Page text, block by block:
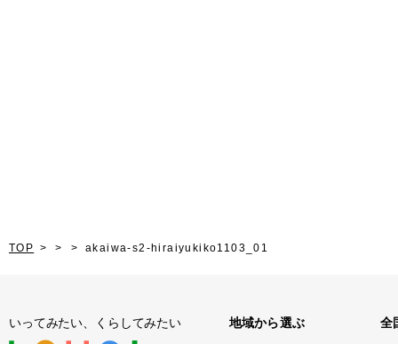
TOP akaiwa-s2-hiraiyukiko1103_01
いってみたい、くらしてみたい 地域から選ぶ 全